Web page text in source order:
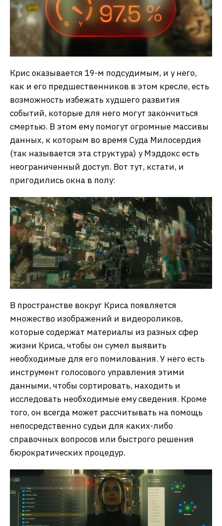
Крис оказывается 19-м подсудимым, и у него,
как и его предшественников в этом кресле, есть
возможность избежать худшего развития
событий, которые для него могут закончиться
смертью. В этом ему помогут огромные массивы
данных, к которым во время Суда Милосердия
(так называется эта структура) у Мэддокс есть
неограниченный доступ. Вот тут, кстати, и
пригодились окна в полу:
В пространстве вокруг Криса появляется
множество изображений и видеороликов,
которые содержат материалы из разных сфер
жизни Криса, чтобы он сумел выявить
необходимые для его помилования. У него есть
инструмент голосового управления этими
данными, чтобы сортировать, находить и
исследовать необходимые ему сведения. Кроме
того, он всегда может рассчитывать на помощь
непосредственно судьи для каких-либо
справочных вопросов или быстрого решения
бюрократических процедур.